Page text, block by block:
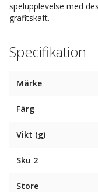
spelupplevelse med
grafitskaft.
Specifikation
Märke
Färg
Vikt (g)
Sku 2
Store